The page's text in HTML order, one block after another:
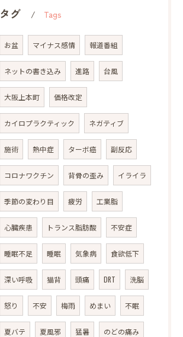
タグ Tags
お盆 マイナス感情 報道番組
ネットの書き込み 進路 台風
大阪上本町 価格改定
カイロプラクティック ネガティブ
施術 熱中症 ターボ癌 副反応
コロナワクチン 背骨の歪み イライラ
季節の変わり目 疲労 工業脂
心臓疾患 トランス脂肪酸 不安症
睡眠不足 睡眠 気象病 食欲低下
深い呼吸 猫背 頭痛 DRT 洗脳
怒り 不安 梅雨 めまい 不眠
夏バテ 夏風邪 猛暑 のどの痛み